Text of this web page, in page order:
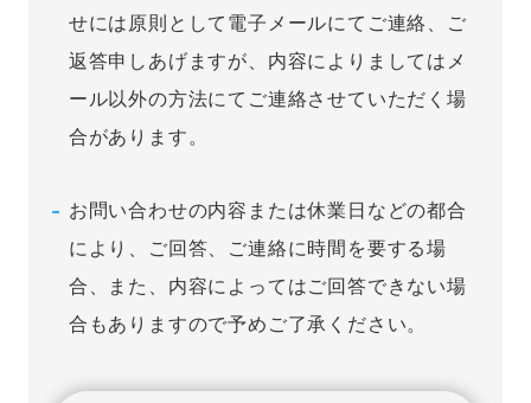
せには原則として電子メールにてご連絡、ご
返答申しあげますが、内容によりましてはメ
ール以外の方法にてご連絡させていただく場
合があります。
お問い合わせの内容または休業日などの都合
により、ご回答、ご連絡に時間を要する場
合、また、内容によってはご回答できない場
合もありますので予めご了承ください。